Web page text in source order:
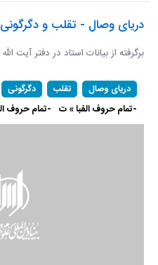
دریای وصال - تقلب و دگرگونی
برگرفته از بیانات استاد در دفتر آیت الله
دریای وصال تقلب دگرگونی
-تمام حروف الفبا » ت -تمام حروف